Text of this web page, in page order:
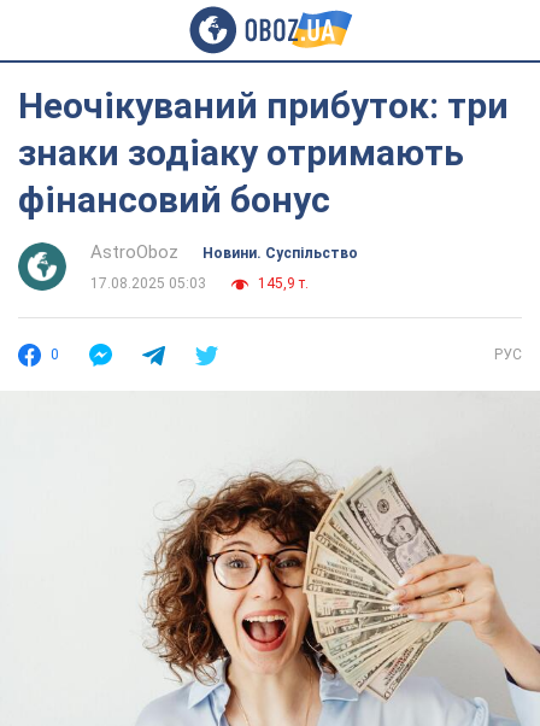
Неочікуваний прибуток: три
знаки зодіаку отримають
фінансовий бонус
AstroOboz
Новини. Суспільство
17.08.2025 05:03
145,9 т.
0 РУС